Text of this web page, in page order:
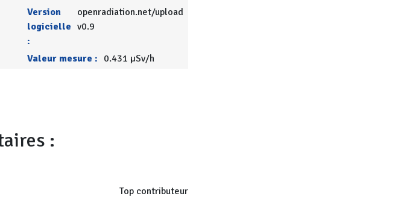
Version
logicielle
:
openradiation.net/upload
v0.9
Valeur mesure : 0.431 µSv/h
:
Top contributeur